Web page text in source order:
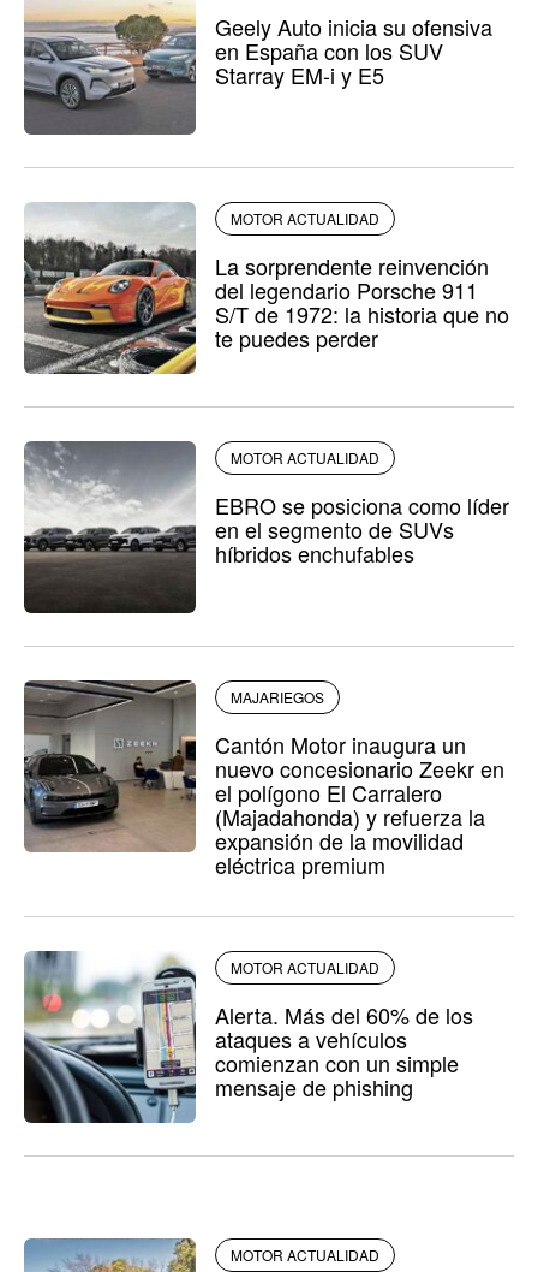
Geely Auto inicia su ofensiva
en España con los SUV
Starray EM-i y E5
MOTOR ACTUALIDAD
La sorprendente reinvención
del legendario Porsche 911
S/T de 1972: la historia que no
te puedes perder
MOTOR ACTUALIDAD
EBRO se posiciona como líder
en el segmento de SUVs
híbridos enchufables
MAJARIEGOS
Cantón Motor inaugura un
nuevo concesionario Zeekr en
el polígono El Carralero
(Majadahonda) y refuerza la
expansión de la movilidad
eléctrica premium
MOTOR ACTUALIDAD
Alerta. Más del 60% de los
ataques a vehículos
comienzan con un simple
mensaje de phishing
MOTOR ACTUALIDAD